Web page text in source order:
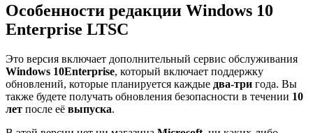
Особенности редакции Windows 10
Enterprise LTSC
Это версия включает дополнительный сервис обслуживания
Windows 10Enterprise, который включает поддержку
обновлений, которые планируется каждые два-три года. Вы
также будете получать обновления безопасности в течении 10
лет после её выпуска.